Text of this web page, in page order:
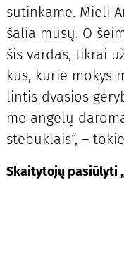
su­tin­ka­me. Mie­li
ša­lia mū­sų. O
šis var­das, tik­rai
kus, ku­rie mo­kys
lin­tis dva­sios
me angelų
ste­buk­lais“, –
Skai­ty­to­jų pa­siū­ly­ti